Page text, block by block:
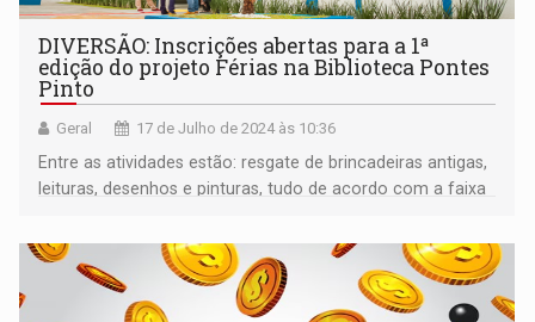
DIVERSÃO: Inscrições abertas para a 1ª
edição do projeto Férias na Biblioteca Pontes
Pinto
Geral 17 de Julho de 2024 às 10:36
Entre as atividades estão: resgate de brincadeiras antigas,
leituras, desenhos e pinturas, tudo de acordo com a faixa